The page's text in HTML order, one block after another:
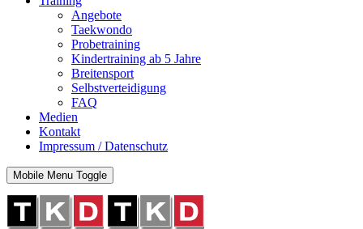
Angebote
Taekwondo
Probetraining
Kindertraining ab 5 Jahre
Breitensport
Selbstverteidigung
FAQ
Medien
Kontakt
Impressum / Datenschutz
Mobile Menu Toggle